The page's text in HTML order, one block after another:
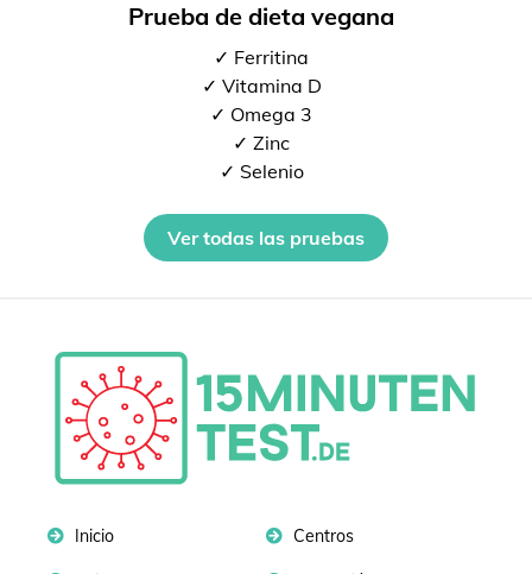
Prueba de dieta vegana
✓ Ferritina
✓ Vitamina D
✓ Omega 3
✓ Zinc
✓ Selenio
Ver todas las pruebas
Inicio Centros